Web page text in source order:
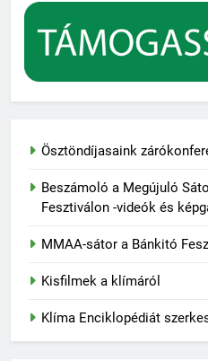
Ösztöndíjasaink
Beszámoló a Megújuló
Fesztiválon -videók és
MMAA-sátor a Bánkitó
Kisfilmek a klímáról
Klíma Enciklopédiát